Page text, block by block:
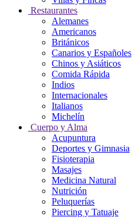
Restaurantes
Alemanes
Americanos
Británicos
Canarios y Españoles
Chinos y Asiáticos
Comida Rápida
Indios
Internacionales
Italianos
Michelín
Cuerpo y Alma
Acupuntura
Deportes y Gimnasia
Fisioterapia
Masajes
Medicina Natural
Nutrición
Peluquerías
Piercing y Tatuaje